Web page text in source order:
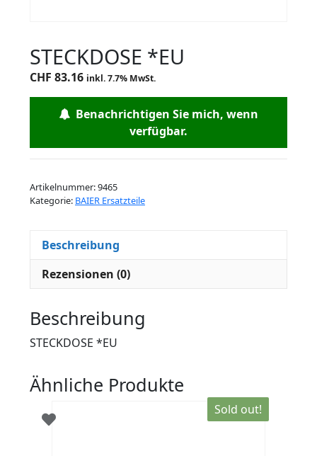
STECKDOSE *EU
CHF 83.16 inkl. 7.7% MwSt.
Benachrichtigen Sie mich, wenn
verfügbar.
Artikelnummer:9465
Kategorie: BAIER Ersatzteile
Beschreibung
Rezensionen (0)
Beschreibung
STECKDOSE *EU
Ähnliche Produkte
Sold out!